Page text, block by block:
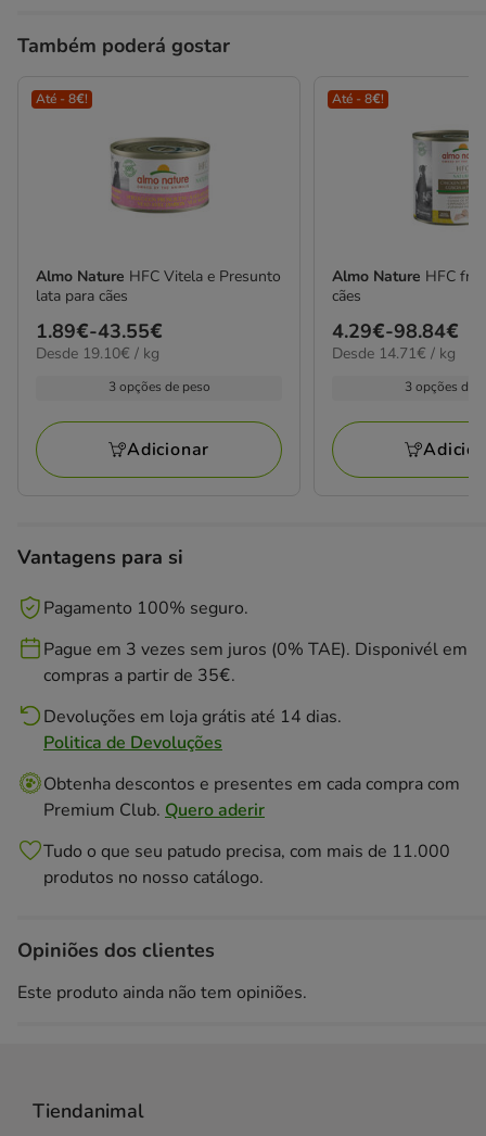
Também poderá gostar
Até - 8€!
Almo Nature HFC Vitela e Presunto
lata para cães
Preço
de
43.55€
1.89€-43.55€
19.10€
Desde 19.10€ / kg
3 opções de peso
Adicionar
Até - 8€!
Almo Nature HFC
cães
Preço
de
98.84€
4.29€-98.84€
14.71€
Desde 14.71€ / kg
3 opções de
Vantagens para si
Pagamento 100% seguro.
Pague em 3 vezes sem juros (0% TAE). Disponivél em
compras a partir de 35€.
Devoluções em loja grátis até 14 dias.
Politica de Devoluções
Obtenha descontos e presentes em cada compra com
Premium Club. Quero aderir
Tudo o que seu patudo precisa, com mais de 11.000
produtos no nosso catálogo.
Opiniões dos clientes
Este produto ainda não tem opiniões.
Tiendanimal